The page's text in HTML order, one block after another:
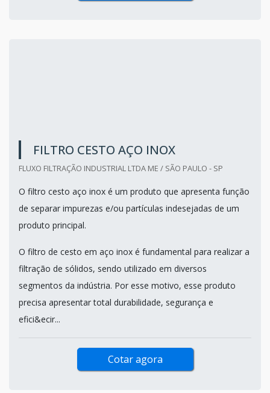
FILTRO CESTO AÇO INOX
FLUXO FILTRAÇÃO INDUSTRIAL LTDA ME / SÃO PAULO - SP
O filtro cesto aço inox é um produto que apresenta função
de separar impurezas e/ou partículas indesejadas de um
produto principal.
O filtro de cesto em aço inox é fundamental para realizar a
filtração de sólidos, sendo utilizado em diversos
segmentos da indústria. Por esse motivo, esse produto
precisa apresentar total durabilidade, segurança e
efici&ecir...
Cotar agora